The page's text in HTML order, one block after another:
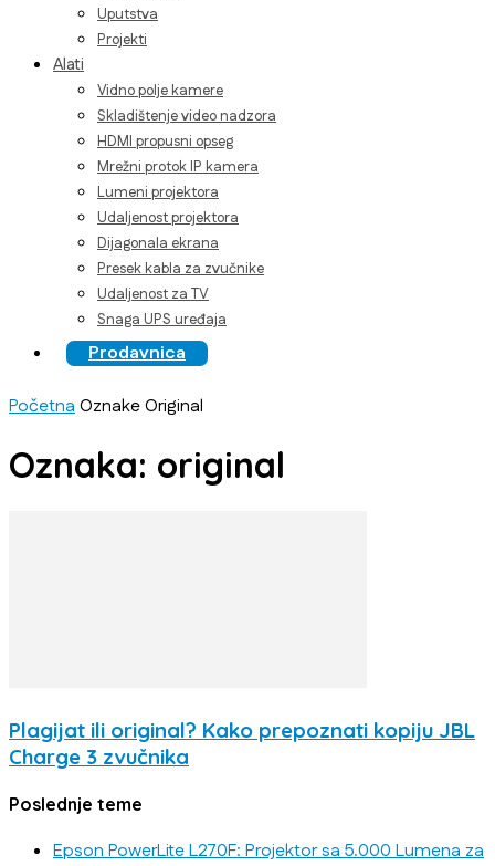
Uputstva
Projekti
Alati
Vidno polje kamere
Skladištenje video nadzora
HDMI propusni opseg
Mrežni protok IP kamera
Lumeni projektora
Udaljenost projektora
Dijagonala ekrana
Presek kabla za zvučnike
Udaljenost za TV
Snaga UPS uređaja
Prodavnica
PočetnaOznakeOriginal
Oznaka: original
Plagijat ili original? Kako prepoznati kopiju JBL
Charge 3 zvučnika
Poslednje teme
Epson PowerLite L270F: Projektor sa 5.000 Lumena za